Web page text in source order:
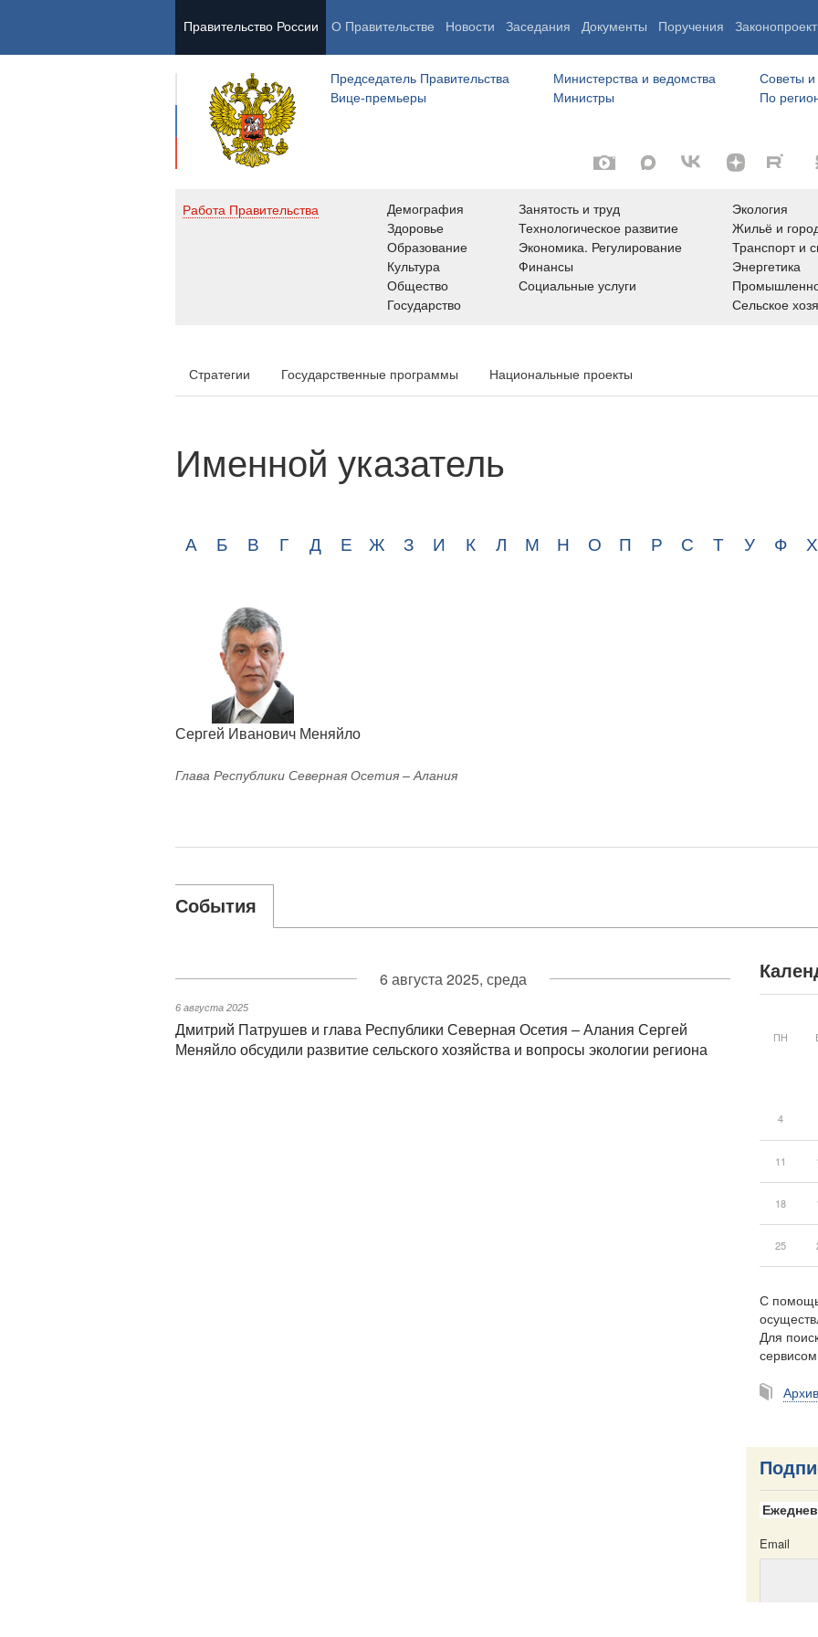
Правительство России О Правительстве Новости Заседания Документы Поручения
Председатель Правительства
Вице-премьеры
Министерства и ведомства
Министры
Советы и
По
Работа Правительства
Демография
Здоровье
Образование
Культура
Общество
Государство
Занятость и труд
Технологическое развитие
Экономика. Регулирование
Финансы
Социальные услуги
Экология
Жильё и
Транспорт и
Энергетика
Сельское
Стратегии Государственные программы Национальные проекты
Именной указатель
А Б В Г Д Е Ж З И К Л М Н О П Р С Т У Ф Х
Сергей Иванович Меняйло
Глава Республики Северная Осетия – Алания
События
6 августа 2025, среда
6 августа 2025
Дмитрий Патрушев и глава Республики Северная Осетия – Алания Сергей
Меняйло обсудили развитие сельского хозяйства и вопросы экологии региона
ПН
4
11
18
25
С
Для
сервисом
Архив
Email